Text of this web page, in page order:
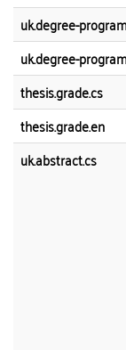
uk.degree-
uk.degree-
thesis.grade.cs
thesis.grade.en
uk.abstract.cs